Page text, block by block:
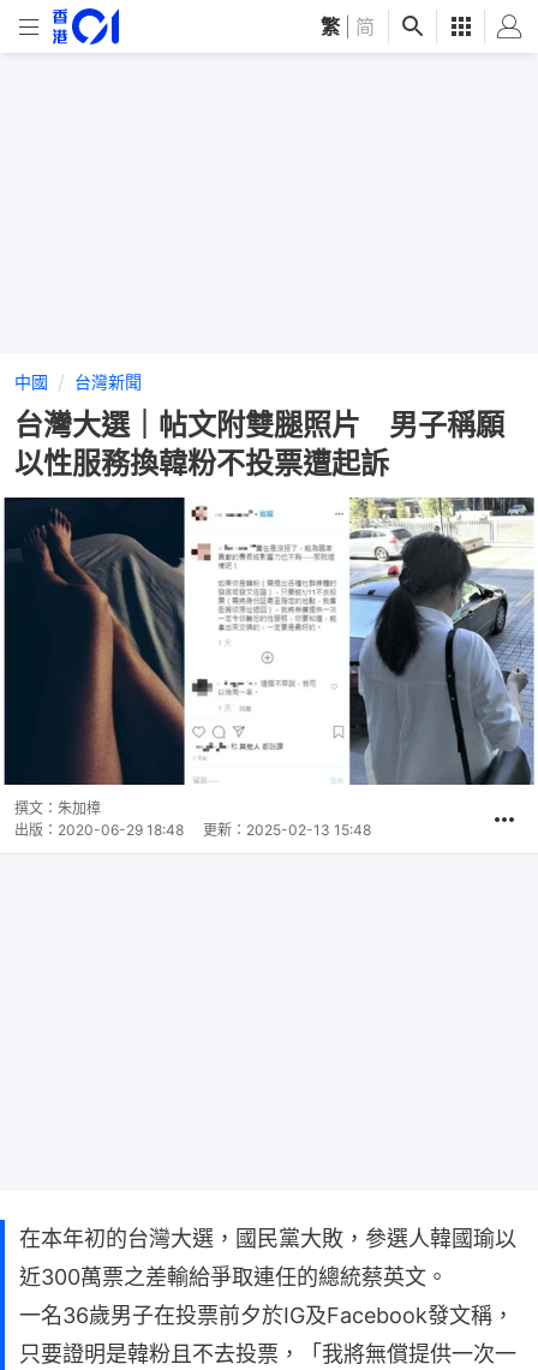
繁 简
中國 台灣新聞
台灣大選｜帖文附雙腿照片 男子稱願
以性服務換韓粉不投票遭起訴
撰文： 朱加樟
出版： 2020-06-29 18:48 更新： 2025-02-13 15:48
在本年初的台灣大選，國民黨大敗，參選人韓國瑜以
近300萬票之差輸給爭取連任的總統蔡英文。
一名36歲男子在投票前夕於IG及Facebook發文稱，
只要證明是韓粉且不去投票，「我將無償提供一次一